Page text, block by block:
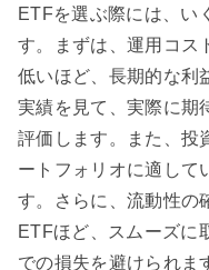
ETFを選ぶ際には、い
す。まずは、運用コス
低いほど、長期的な利
実績を見て、実際に期
評価します。また、投
ートフォリオに適して
す。さらに、流動性の
ETFほど、スムーズに
での損失を避けられま